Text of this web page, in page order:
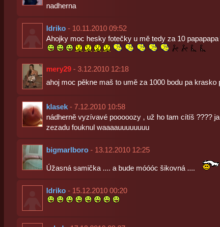
nadherna
ldriko- 10.11.2010 09:52
Ahojky moc hesky fotečky u mě tedy za 10 papapapa
mery29- 3.12.2010 12:18
ahoj moc pěkne maš to umě za 1000 bodu pa krasko
klasek- 7.12.2010 10:58
nádherně vyzívavé pooooozy , už ho tam cítíš ????
zezadu fouknul waaaauuuuuuuu
bigmarlboro- 13.12.2010 12:25
Úžasná samička .... a bude móóóc šikovná ....
ldriko- 15.12.2010 00:20